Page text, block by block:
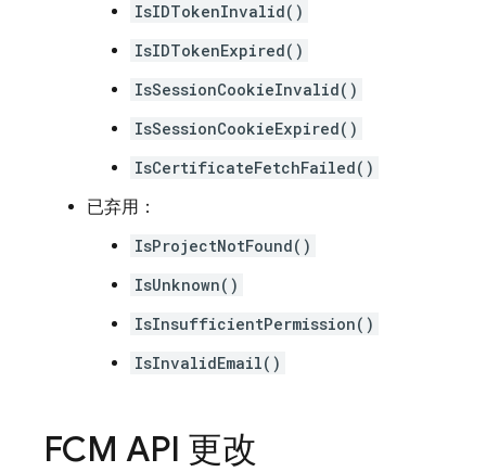
IsIDTokenInvalid()
IsIDTokenExpired()
IsSessionCookieInvalid()
IsSessionCookieExpired()
IsCertificateFetchFailed()
已弃用：
IsProjectNotFound()
IsUnknown()
IsInsufficientPermission()
IsInvalidEmail()
FCM API 更改